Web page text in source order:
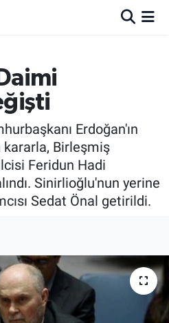
Erdoğan'ın
kararla, Birleşmiş
Feridun Hadi
Sinirlioğlu'nun yerine
Sedat Önal getirildi.